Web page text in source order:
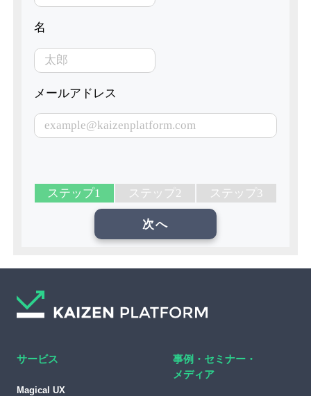
名
メールアドレス
ステップ1 ステップ2 ステップ3
サービス
Magical UX
事例・セミナー・
メディア